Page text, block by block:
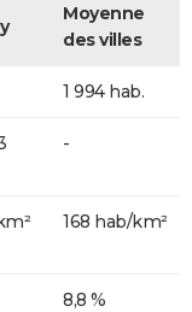
Moyenne
des villes
1 994 hab.
-
168 hab/km²
8,8 %